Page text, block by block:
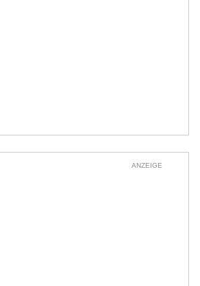
ANZEIGE